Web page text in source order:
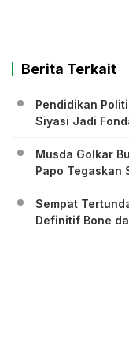
Berita Terkait
Pendidikan
Siyasi Jadi
Musda Golkar
Papo Tegaskan
Sempat
Definitif Bone